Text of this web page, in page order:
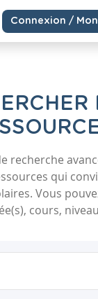
Connexion /
recherche
qui
Vous
cours,